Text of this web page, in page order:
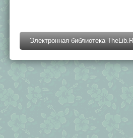
Электронная библиотека